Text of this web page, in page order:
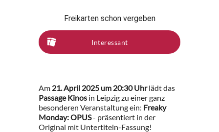
Freikarten schon vergeben
Interessant
Am 21. April 2025 um 20:30 Uhrlädt das
Passage Kinos in Leipzig zu einer ganz
besonderen Veranstaltung ein: Freaky
Monday: OPUS- präsentiert in der
Original mit Untertiteln-Fassung!